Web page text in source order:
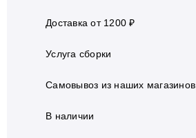
Доставка от 1200 ₽
Услуга сборки
Самовывоз из наших магазинов
В наличии